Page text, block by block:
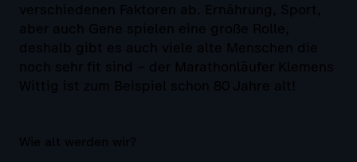
verschiedenen Faktoren ab. Ernährung, Sport,
aber auch Gene spielen eine große Rolle,
deshalb gibt es auch viele alte Menschen die
noch sehr fit sind – der Marathonläufer Klemens
Wittig ist zum Beispiel schon 80 Jahre alt!
Wie alt werden wir?